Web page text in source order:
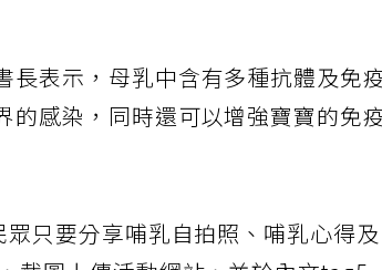
長表示，母乳中含有多種抗體及免
的感染，同時還可以增強寶寶的免
只要分享哺乳自拍照、哺乳心得